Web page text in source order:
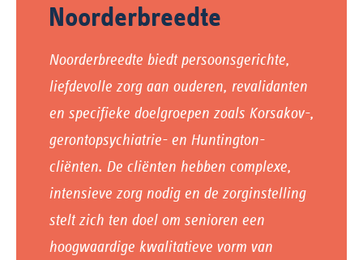
Noorderbreedte
Noorderbreedte biedt persoonsgerichte,
liefdevolle zorg aan ouderen, revalidanten
en specifieke doelgroepen zoals Korsakov-,
gerontopsychiatrie- en Huntington-
cliënten. De cliënten hebben complexe,
intensieve zorg nodig en de zorginstelling
stelt zich ten doel om senioren een
hoogwaardige kwalitatieve vorm van